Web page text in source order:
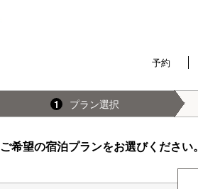
予約
1 プラン選択
ご希望の宿泊プランをお選びください。